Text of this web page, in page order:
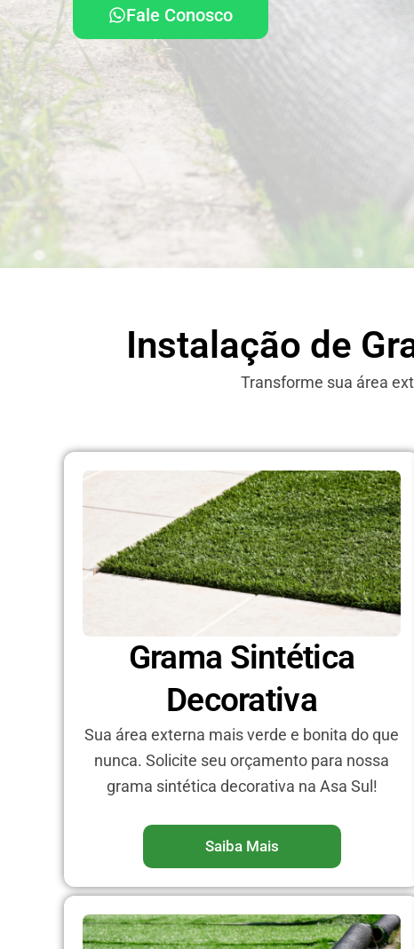
Fale Conosco
Instalação de
Transforme sua área
Grama Sintética
Decorativa
Sua área externa mais verde e bonita do que
nunca. Solicite seu orçamento para nossa
grama sintética decorativa na Asa Sul!
Saiba Mais